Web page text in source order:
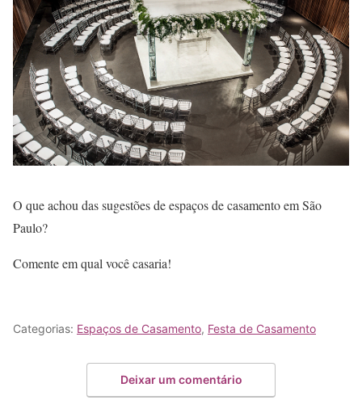
O que achou das sugestões de espaços de casamento em São
Paulo?
Comente em qual você casaria!
Categorias: Espaços de Casamento, Festa de Casamento
Deixar um comentário